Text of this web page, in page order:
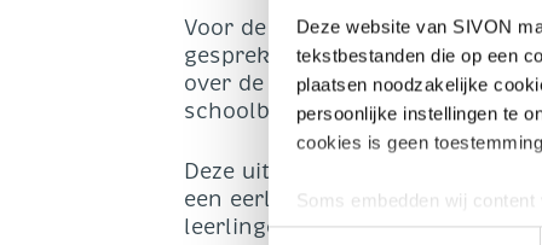
Deze website van SIVON
tekstbestanden die op een
plaatsen noodzakelijke
persoonlijke instellingen te
cookies is geen
Soms embedden wij
plaatsen, bijvoorbeeld om
Voor de zomervakantie van
gesprekken met Iddink en
over de financiële afhandeling
schoolbesturen zijn hierover
Deze uitkomst onderstreept het
een eerlijke, betrouwbare en
leerlingen, leraren en